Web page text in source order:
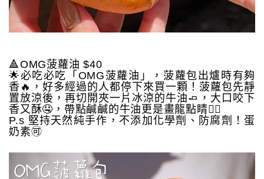
🔺OMG菠蘿油 $40
🌟必吃必吃「OMG菠蘿油」，菠蘿包出爐時有夠
香🔥，好多經過的人都停下來買一顆！菠蘿包先靜
置放涼後，再切開夾一片冰涼的牛油🧈，大口咬下
香又酥🤤，帶點鹹鹹的牛油更是畫龍點睛👍🏻
P.s 堅持天然純手作，不添加化學劑、防腐劑！蛋
奶素🉑